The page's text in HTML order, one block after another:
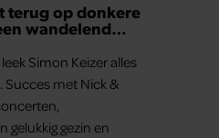
terug op donkere
wandelend
Simon Keizer alles
Succes met Nick &
gelukkig gezin en